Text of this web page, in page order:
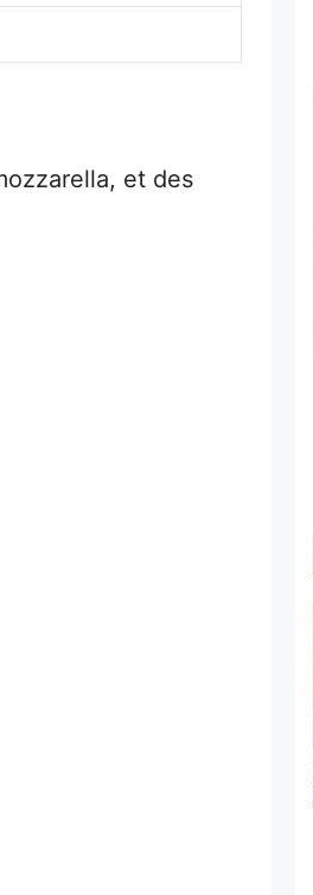
et des